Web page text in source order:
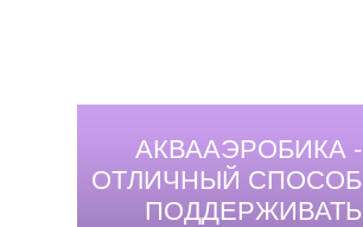
АКВААЭРОБИКА -
ОТЛИЧНЫЙ СПОСОБ
ПОДДЕРЖИВАТЬ